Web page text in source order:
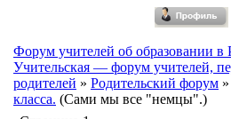
Форум учителей об образовании в
Учительская — форум учителей,
родителей » Родительский форум »
класса. (Сами мы все "немцы".)